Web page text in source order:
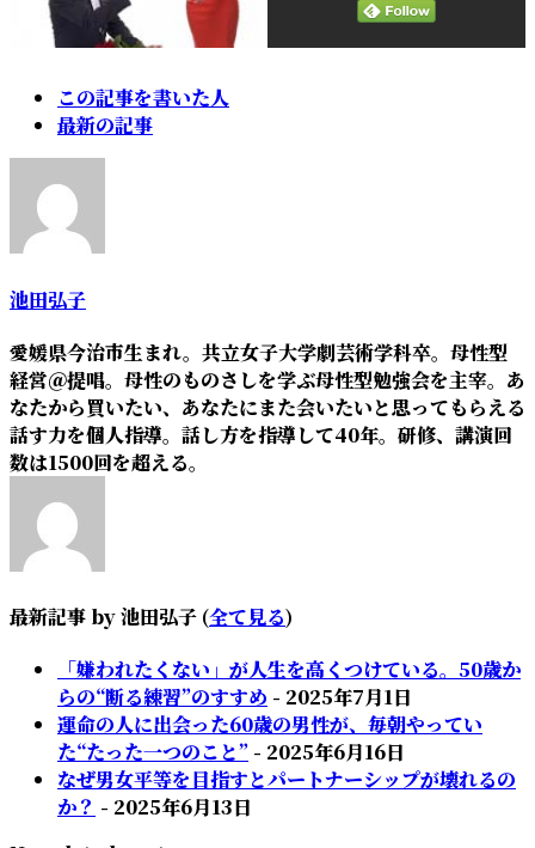
The
following
two
tabs
change
content
below.
この記事を書いた人
最新の記事
池田弘子
愛媛県今治市生まれ。共立女子大学劇芸術学科卒。母性型
経営＠提唱。母性のものさしを学ぶ母性型勉強会を主宰。あ
なたから買いたい、あなたにまた会いたいと思ってもらえる
話す力を個人指導。話し方を指導して40年。研修、講演回
数は1500回を超える。
最新記事 by 池田弘子 (全て見る)
「嫌われたくない」が人生を高くつけている。50歳か
らの“断る練習”のすすめ - 2025年7月1日
運命の人に出会った60歳の男性が、毎朝やってい
た“たった一つのこと” - 2025年6月16日
なぜ男女平等を目指すとパートナーシップが壊れるの
か？ - 2025年6月13日